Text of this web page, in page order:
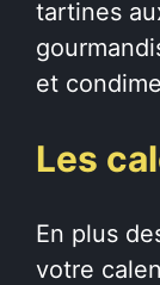
tartines
et
Les
En plus
votre